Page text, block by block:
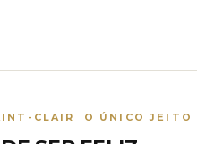
CLAIR O ÚNICO JEITO